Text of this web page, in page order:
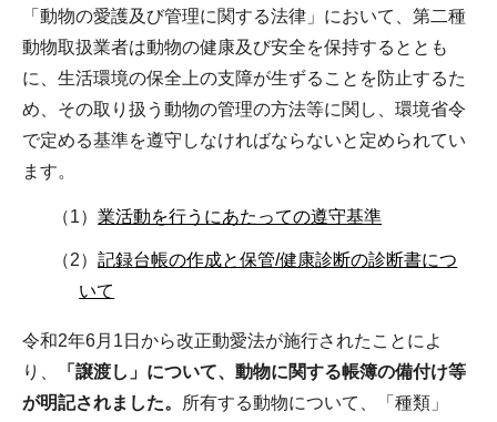
「動物の愛護及び管理に関する法律」において、第二種
動物取扱業者は動物の健康及び安全を保持するととも
に、生活環境の保全上の支障が生ずることを防止するた
め、その取り扱う動物の管理の方法等に関し、環境省令
で定める基準を遵守しなければならないと定められてい
ます。
（1）業活動を行うにあたっての遵守基準
（2）記録台帳の作成と保管/健康診断の診断書につ
いて
令和2年6月1日から改正動愛法が施行されたことによ
り、
「譲渡し」について、動物に関する帳簿の備付け等
が明記されました。
所有する動物について、「種類」